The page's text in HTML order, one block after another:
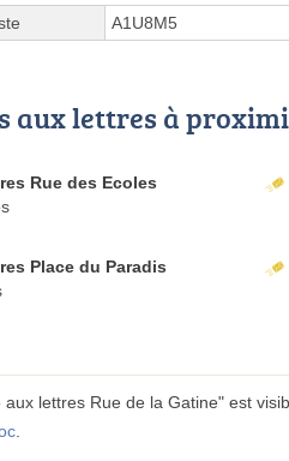
A1U8M5
aux lettres à
Rue des Ecoles
Place du Paradis
lettres Rue de la Gatine" est
.